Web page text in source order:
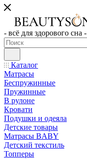
- всё для здорового сна -
Каталог
Матрасы
Беспружинные
Пружинные
В рулоне
Кровати
Подушки и одеяла
Детские товары
Матрасы BABY
Детский текстиль
Топперы